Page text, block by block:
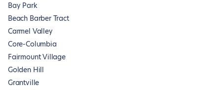
Bay Park
Beach Barber Tract
Carmel Valley
Core-Columbia
Fairmount Village
Golden Hill
Grantville